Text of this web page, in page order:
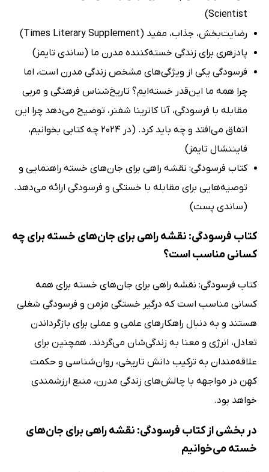
Scientist)
رضایت‌بخش، جذاب، مفید (Times Literary Supplement)
پادزهری برای زندگی خسته‌کننده مدرن ما (ساندی تایمز)
فرسودگی یکی از ویژگی‌های مشخص زندگی مدرن است، اما
چرا همه ما این‌قدر خسته‌ایم؟ تاریخ‌شناس فرهنگی و مربی
مقابله با فرسودگی، آنا کاترینا شفنر، توضیح می‌دهد چرا این
اتفاق می‌افتد و چه باید کرد. (در 2024 چه کتابی بخوانیم،
فایننشال تایمز)
کتاب فرسودگی: نقشه راهی برای جان‌های خسته راهنمایی و
توصیه‌هایی برای مقابله با خستگی و فرسودگی ارائه می‌دهد.
(ساندی پست)
کتاب فرسودگی: نقشه راهی برای جان‌های خسته برای چه
کسانی مناسب است؟
کتاب فرسودگی: نقشه راهی برای جان‌های خسته برای همه
کسانی مناسب است که درگیر خستگی مزمن و فرسودگی شغلی
هستند و به دنبال راهکارهای علمی و عملی برای بازگرداندن
تعادل، انرژی و معنا به زندگی‌شان می‌گردند. همچنین برای
علاقه‌مندان به ترکیب دانش تاریخی، روان‌شناسی و حکمت
کهن در مواجهه با چالش‌های زندگی مدرن، منبع ارزشمندی
خواهد بود.
در بخشی از کتاب فرسودگی: نقشه راهی برای جان‌های
خسته می‌خوانیم